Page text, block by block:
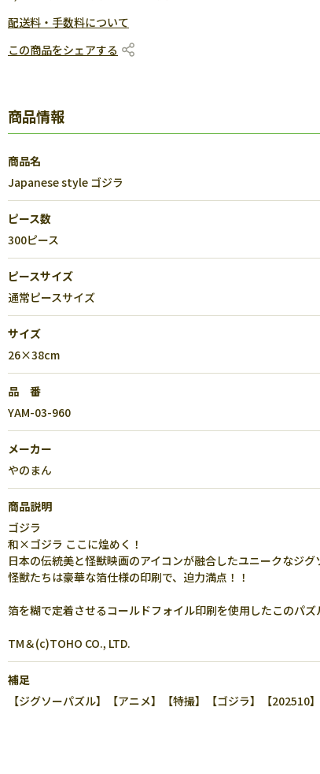
配送料・手数料について
この商品をシェアする
商品情報
商品名
Japanese style ゴジラ
ピース数
300ピース
ピースサイズ
通常ピースサイズ
サイズ
26×38cm
品 番
YAM-03-960
メーカー
やのまん
商品説明
ゴジラ
和×ゴジラ ここに煌めく！
日本の伝統美と怪獣映画のアイコンが融合したユニークなジグ
怪獣たちは豪華な箔仕様の印刷で、迫力満点！！
箔を糊で定着させるコールドフォイル印刷を使用したこのパ
TM＆(c)TOHO CO., LTD.
補足
【ジグソーパズル】【アニメ】【特撮】【ゴジラ】【202510